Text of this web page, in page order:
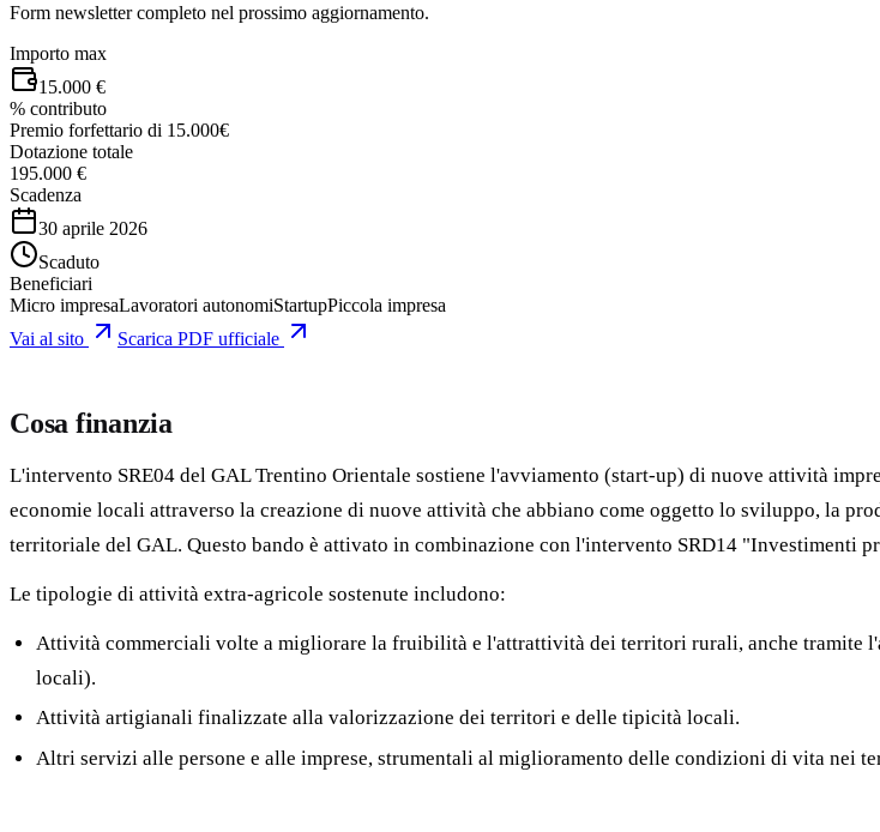
Form newsletter completo nel prossimo aggiornamento.
Importo max
15.000 €
% contributo
Premio forfettario di 15.000€
Dotazione totale
195.000 €
Scadenza
30 aprile 2026
Scaduto
Beneficiari
Micro impresaLavoratori autonomiStartupPiccola impresa
Vai al sito
Scarica PDF ufficiale
Cosa finanzia
L'intervento SRE04 del GAL Trentino Orientale sostiene l'avviamento (start-up) di nuove attività
economie locali attraverso la creazione di nuove attività che abbiano come oggetto lo sviluppo, la
territoriale del GAL. Questo bando è attivato in combinazione con l'intervento SRD14 "Investimenti
Le tipologie di attività extra-agricole sostenute includono:
Attività commerciali volte a migliorare la fruibilità e l'attrattività dei territori rurali, anche tramite
locali).
Attività artigianali finalizzate alla valorizzazione dei territori e delle tipicità locali.
Altri servizi alle persone e alle imprese, strumentali al miglioramento delle condizioni di vita nei